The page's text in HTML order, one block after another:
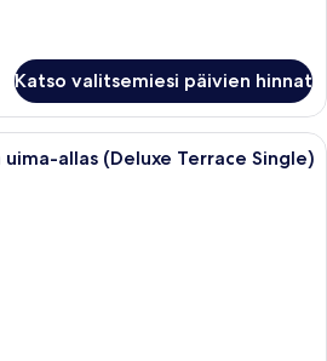
Katso valitsemiesi päivien hinnat
Moderni hotellihuone, jossa on
allas (Deluxe Terrace Single)